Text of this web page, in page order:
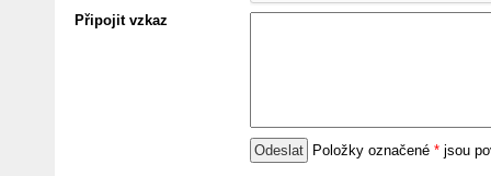
Připojit vzkaz
Položky označené * jsou